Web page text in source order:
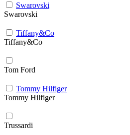
Swarovski
Swarovski
Tiffany&Co
Tiffany&Co
Tom Ford
Tommy Hilfiger
Tommy Hilfiger
Trussardi